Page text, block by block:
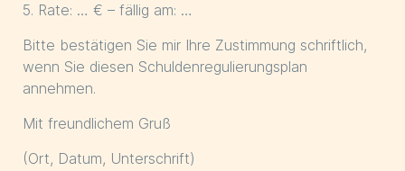
5. Rate: … € – fällig am: …
Bitte bestätigen Sie mir Ihre Zustimmung schriftlich,
wenn Sie diesen Schuldenregulierungsplan
annehmen.
Mit freundlichem Gruß
(Ort, Datum, Unterschrift)